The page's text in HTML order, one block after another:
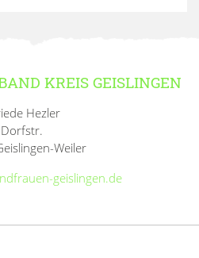
KREIS GEISLINGEN
Hezler
Dorfstr.
Weiler
geislingen.de